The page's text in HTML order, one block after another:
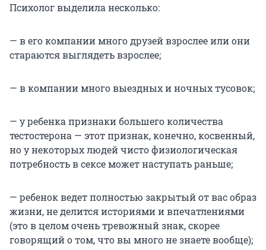
Психолог выделила несколько:
— в его компании много друзей взрослее или они
стараются выглядеть взрослее;
— в компании много выездных и ночных тусовок;
— у ребенка признаки большего количества
тестостерона — этот признак, конечно, косвенный,
но у некоторых людей чисто физиологическая
потребность в сексе может наступать раньше;
— ребенок ведет полностью закрытый от вас образ
жизни, не делится историями и впечатлениями
(это в целом очень тревожный знак, скорее
говорящий о том, что вы много не знаете вообще);